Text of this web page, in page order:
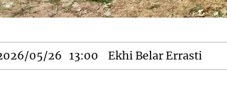
05/26 13:00 Ekhi Belar Errasti